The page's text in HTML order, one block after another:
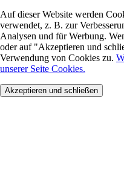
Auf dieser Website werden
verwendet, z. B. zur
Analysen und für Werbung.
oder auf "Akzeptieren und
Verwendung von Cookies zu.
unserer Seite Cookies.
Akzeptieren und schließen